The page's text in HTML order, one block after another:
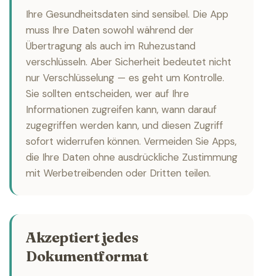
Ihre Gesundheitsdaten sind sensibel. Die App
muss Ihre Daten sowohl während der
Übertragung als auch im Ruhezustand
verschlüsseln. Aber Sicherheit bedeutet nicht
nur Verschlüsselung — es geht um Kontrolle.
Sie sollten entscheiden, wer auf Ihre
Informationen zugreifen kann, wann darauf
zugegriffen werden kann, und diesen Zugriff
sofort widerrufen können. Vermeiden Sie Apps,
die Ihre Daten ohne ausdrückliche Zustimmung
mit Werbetreibenden oder Dritten teilen.
Akzeptiert jedes
Dokumentformat